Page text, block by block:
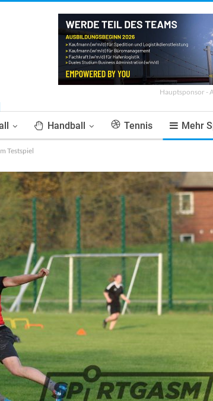
Hauptsponsor -
Handball Tennis Mehr
Testspiel